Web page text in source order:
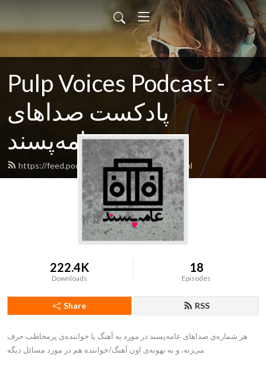
Pulp Voices Podcast -
پادکست صداهای
عامه‌پسند
https://feed.podbean.com/pulpvoices/feed.xml
222.4K
Downloads
18
Episodes
Share RSS
هر شماره‌ی صداهای عامه‌پسند در مورد یه آهنگ یا خواننده‌ی پرمخاطب حرف
می‌زنه، و به بهونه‌ی اون آهنگ/خواننده هم در مورد مسائل دیگه